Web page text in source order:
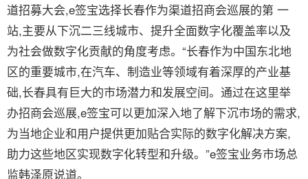
道招募大会,e签宝选择长春作为渠道招商会巡展的第 一
站,主要从下沉二三线城市、提升全面数字化覆盖率以及
为社会做数字化贡献的角度考虑。“长春作为中国东北地
区的重要城市,在汽车、制造业等领域有着深厚的产业基
础,长春具有巨大的市场潜力和发展空间。通过在这里举
办招商会巡展,e签宝可以更加深入地了解下沉市场的需求,
为当地企业和用户提供更加贴合实际的数字化解决方案,
助力这些地区实现数字化转型和升级。”e签宝业务市场总
监韩泽原说道。